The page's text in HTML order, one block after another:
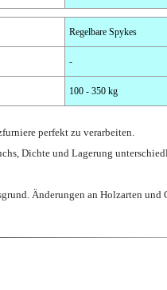
Regelbare Spykes
-
100 - 350 kg
perfekt zu verarbeiten.
Dichte und Lagerung
Änderungen an Holzarten und